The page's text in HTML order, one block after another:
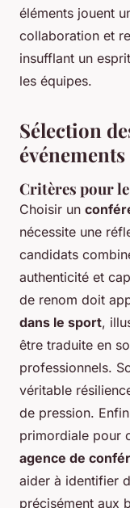
éléments jouent
collaboration et
insufflant un
les équipes.
Sélection
Critères pour
Choisir un
nécessite une
candidats
authenticité et
de renom doit
dans le sport,
être traduite en
professionnels.
véritable
de pression.
primordiale pour
agence de
aider à identifier
précisément aux